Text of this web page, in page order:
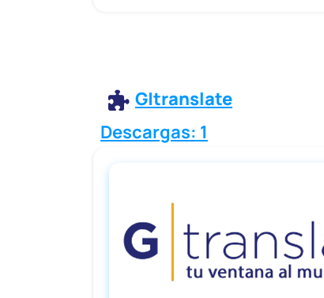
G|translate
Descargas: 1